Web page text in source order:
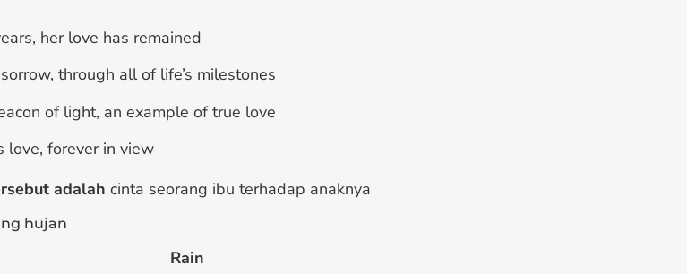
her love has remained
through all of life’s milestones
of light, an example of true love
love, forever in view
adalah cinta seorang ibu terhadap anaknya
hujan
Rain